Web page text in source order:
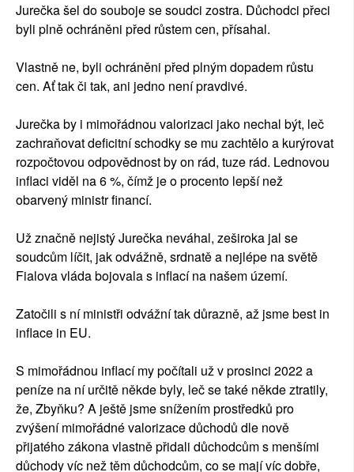
Jurečka šel do souboje se soudci zostra. Důchodci přeci
byli plně ochráněni před růstem cen, přísahal.
Vlastně ne, byli ochráněni před plným dopadem růstu
cen. Ať tak či tak, ani jedno není pravdivé.
Jurečka by i mimořádnou valorizaci jako nechal být, leč
zachraňovat deficitní schodky se mu zachtělo a kurýrovat
rozpočtovou odpovědnost by on rád, tuze rád. Lednovou
inflaci viděl na 6 %, čímž je o procento lepší než
obarvený ministr financí.
Už značně nejistý Jurečka neváhal, zeširoka jal se
soudcům líčit, jak odvážně, srdnatě a nejlépe na světě
Fialova vláda bojovala s inflací na našem území.
Zatočili s ní ministři odvážní tak důrazně, až jsme best in
inflace in EU.
S mimořádnou inflací my počítali už v prosinci 2022 a
peníze na ní určitě někde byly, leč se také někde ztratily,
že, Zbyňku? A ještě jsme snížením prostředků pro
zvýšení mimořádné valorizace důchodů dle nově
přijatého zákona vlastně přidali důchodcům s menšími
důchody víc než těm důchodcům, co se mají víc dobře,